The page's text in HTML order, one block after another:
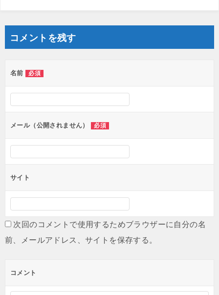
コメントを残す
名前 必須
メール（公開されません） 必須
サイト
次回のコメントで使用するためブラウザーに自分の名
前、メールアドレス、サイトを保存する。
コメント